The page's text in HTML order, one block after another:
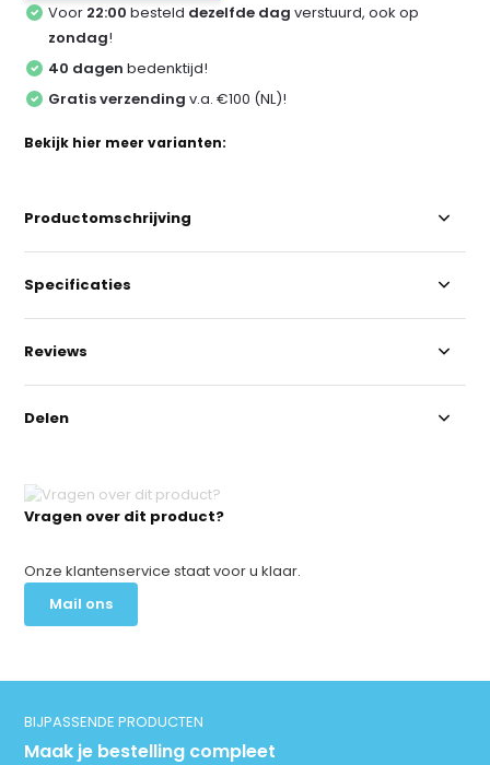
Voor 22:00 besteld dezelfde dag verstuurd, ook op
zondag!
40 dagen bedenktijd!
Gratis verzending v.a. €100 (NL)!
Bekijk hier meer varianten:
Vragen over dit product?
Onze klantenservice staat voor u klaar.
Mail ons
Productomschrijving
Specificaties
Reviews
Delen
BIJPASSENDE PRODUCTEN
Maak je bestelling compleet